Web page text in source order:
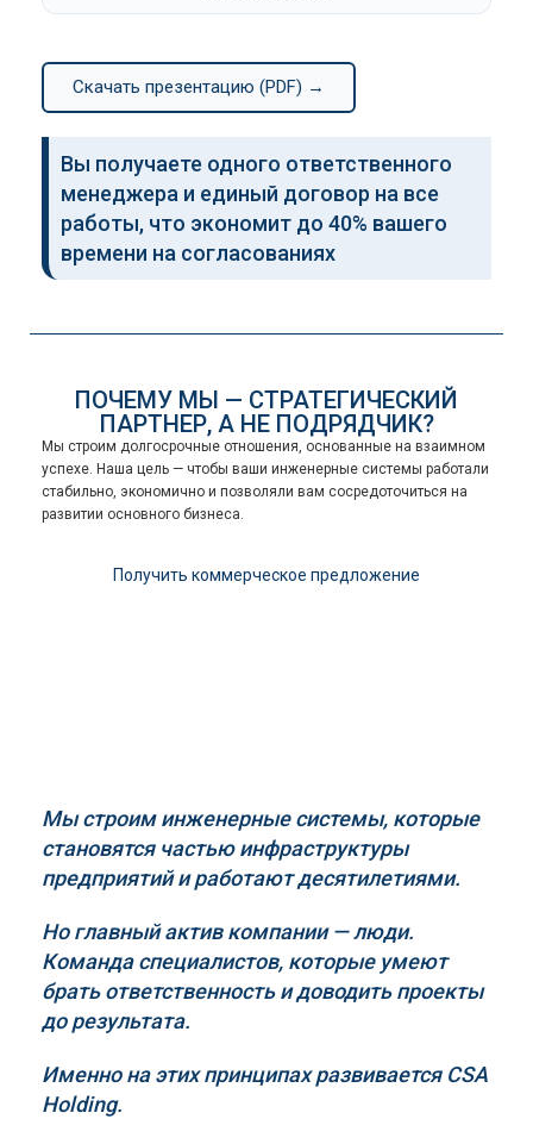
Скачать презентацию (PDF) →
Вы получаете одного ответственного
менеджера и единый договор на все
работы, что экономит до 40% вашего
времени на согласованиях
ПОЧЕМУ МЫ — СТРАТЕГИЧЕСКИЙ
ПАРТНЕР, А НЕ ПОДРЯДЧИК?
Мы строим долгосрочные отношения, основанные на взаимном
успехе. Наша цель — чтобы ваши инженерные системы работали
стабильно, экономично и позволяли вам сосредоточиться на
развитии основного бизнеса.
Получить коммерческое предложение
Мы строим инженерные системы, которые
становятся частью инфраструктуры
предприятий и работают десятилетиями.
Но главный актив компании — люди.
Команда специалистов, которые умеют
брать ответственность и доводить проекты
до результата.
Именно на этих принципах развивается CSA
Holding.